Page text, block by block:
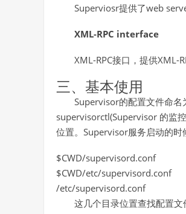
Superviosr提供了web
XML-RPC interface
XML-RPC接口，提供XML-
三、基本使用
Supervisor的配置文件命
supervisorctl(Supervisor 的监
位置。Supervisor服务启动的时
$CWD/supervisord.conf
$CWD/etc/supervisord.conf
/etc/supervisord.conf
这几个目录位置查找配置